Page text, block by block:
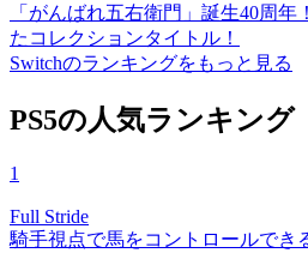
「がんばれ五右衛門」誕生40周
たコレクションタイトル！
Switchのランキングをもっと見る
PS5の人気ランキング
1
Full Stride
騎手視点で馬をコントロールでき